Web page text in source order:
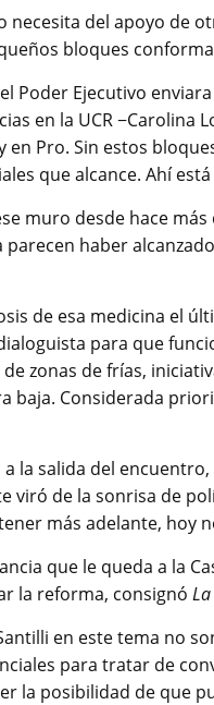
necesita del apoyo de
bloques
Poder Ejecutivo
en la UCR −Carolina
en Pro. Sin estos
que alcance. Ahí está
muro desde hace
parecen haber
de esa medicina el
para que
zonas de frías,
baja. Considerada
la salida del
viró de la sonrisa de
más adelante, hoy
que le queda a la
la reforma, consignó
en este tema no
para tratar de
la posibilidad de que